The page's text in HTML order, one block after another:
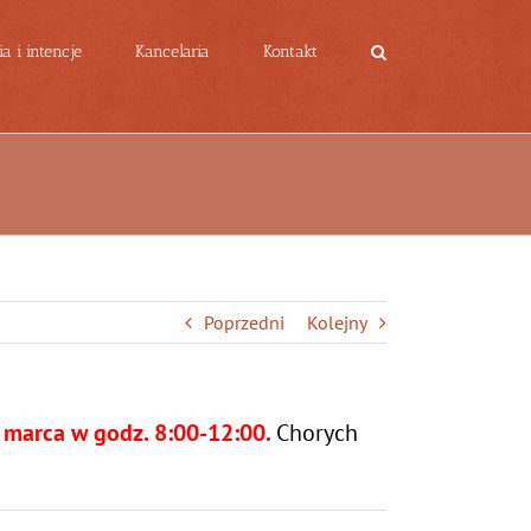
i intencje Kancelaria Kontakt
Poprzedni Kolejny
w godz. 8:00-12:00. Chorych